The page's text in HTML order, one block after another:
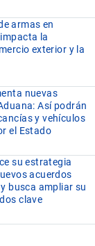
armas en
la
exterior y la
nuevas
Así podrán
y vehículos
el Estado
su estrategia
acuerdos
busca ampliar su
clave